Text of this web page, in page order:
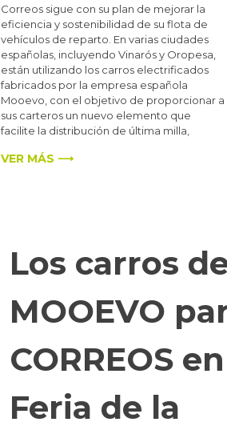
Correos sigue con su plan de mejorar la
eficiencia y sostenibilidad de su flota de
vehículos de reparto. En varias ciudades
españolas, incluyendo Vinarós y Oropesa,
están utilizando los carros electrificados
fabricados por la empresa española
Mooevo, con el objetivo de proporcionar a
sus carteros un nuevo elemento que
facilite la distribución de última milla,
VER MÁS ⟶
Los carros
MOOEVO
CORREOS
Feria de la